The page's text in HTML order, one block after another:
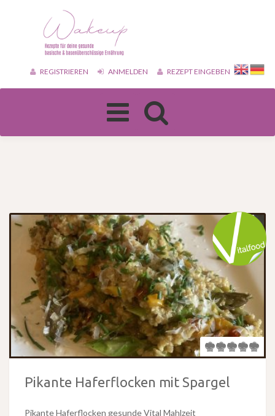
REGISTRIEREN ANMELDEN REZEPT EINGEBEN
Toggle
navigation
Pikante Haferflocken mit Spargel
Pikante Haferflocken gesunde Vital Mahlzeit